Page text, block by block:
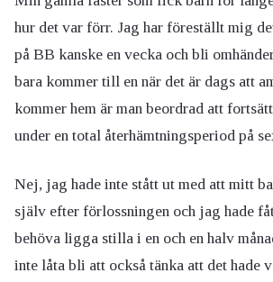
hur det var förr. Jag har föreställt mig
på BB kanske en vecka och bli
bara kommer till en när det är dags att
kommer hem är man beordrad att
under en total återhämtningsperiod på
Nej, jag hade inte stått ut med att mitt
själv efter förlossningen och jag hade
behöva ligga stilla i en och en halv
inte låta bli att också tänka att det hade